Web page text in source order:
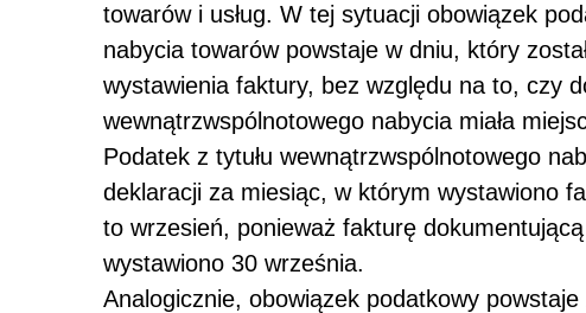
towarów i usług. W tej sytuacji obowiązek
nabycia towarów powstaje w dniu, który
wystawienia faktury, bez względu na to, czy
wewnątrzwspólnotowego nabycia miała
Podatek z tytułu wewnątrzwspólnotowego
deklaracji za miesiąc, w którym wystawiono
to wrzesień, ponieważ fakturę
wystawiono 30 września.
Analogicznie, obowiązek podatkowy